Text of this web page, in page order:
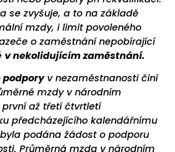
se zvyšuje, a to na základě
mzdy, i limit povoleného
o zaměstnání nepobírající
v nekolidujícím zaměstnání.
podporyv nezaměstnanosti činí
mzdy v národním
až třetí čtvrtletí
předcházejícího kalendářnímu
podána žádost o podporu
Průměrná mzda v národním